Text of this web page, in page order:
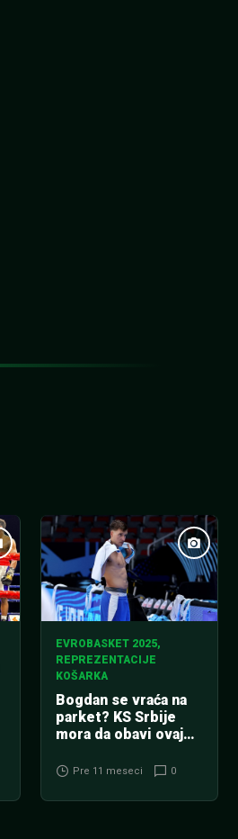
EVROBASKET 2025,
REPREZENTACIJE
KOŠARKA
Bogdan se vraća na
parket? KS Srbije
mora da obavi ovaj
Pre 11 meseci 0